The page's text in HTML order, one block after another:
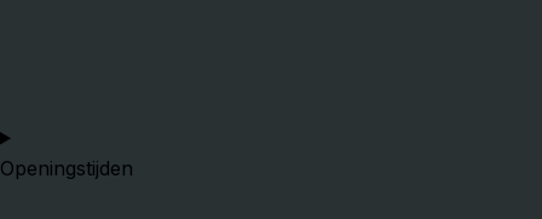
Openingstijden